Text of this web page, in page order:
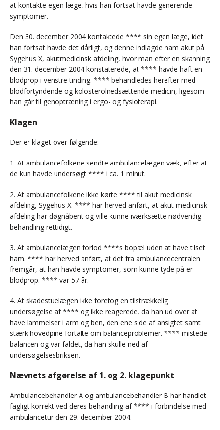
at kontakte egen læge, hvis han fortsat havde generende
symptomer.
Den 30. december 2004 kontaktede **** sin egen læge, idet
han fortsat havde det dårligt, og denne indlagde ham akut på
Sygehus X, akutmedicinsk afdeling, hvor man efter en skanning
den 31. december 2004 konstaterede, at **** havde haft en
blodprop i venstre tinding. **** behandledes herefter med
blodfortyndende og kolosterolnedsættende medicin, ligesom
han går til genoptræning i ergo- og fysioterapi.
Klagen
Der er klaget over følgende:
1. At ambulancefolkene sendte ambulancelægen væk, efter at
de kun havde undersøgt **** i ca. 1 minut.
2. At ambulancefolkene ikke kørte **** til akut medicinsk
afdeling, Sygehus X. **** har herved anført, at akut medicinsk
afdeling har døgnåbent og ville kunne iværksætte nødvendig
behandling rettidigt.
3. At ambulancelægen forlod ****s bopæl uden at have tilset
ham. **** har herved anført, at det fra ambulancecentralen
fremgår, at han havde symptomer, som kunne tyde på en
blodprop. **** var 57 år.
4. At skadestuelægen ikke foretog en tilstrækkelig
undersøgelse af **** og ikke reagerede, da han ud over at
have lammelser i arm og ben, den ene side af ansigtet samt
stærk hovedpine fortalte om balanceproblemer. **** mistede
balancen og var faldet, da han skulle ned af
undersøgelsesbriksen.
Nævnets afgørelse af 1. og 2. klagepunkt
Ambulancebehandler A og ambulancebehandler B har handlet
fagligt korrekt ved deres behandling af **** i forbindelse med
ambulancetur den 29. december 2004.